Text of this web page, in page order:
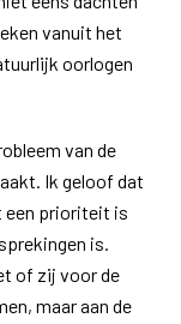
vanuit het
oorlogen
van de
Ik geloof dat
een prioriteit is
is.
of zij voor de
maar aan de